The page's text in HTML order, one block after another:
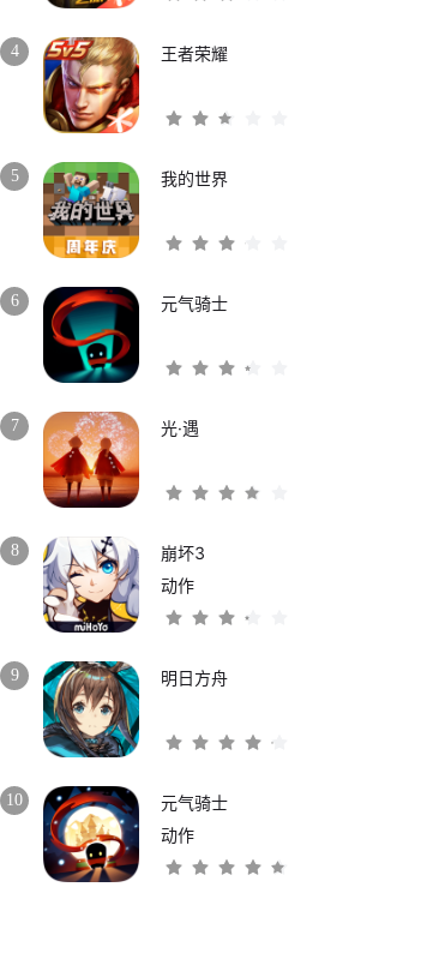
4 王者荣耀
5 我的世界
6 元气骑士
7 光·遇
8
崩坏3
动作
9 明日方舟
10
元气骑士
动作